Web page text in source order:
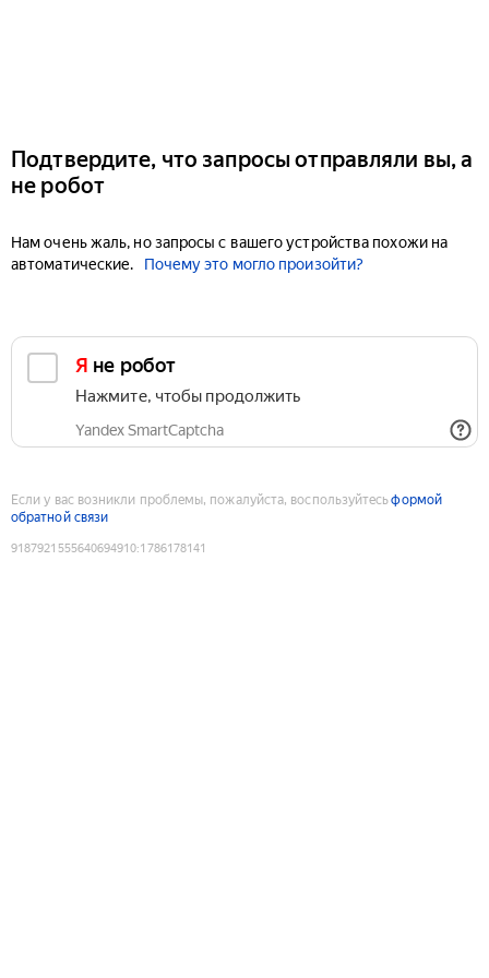
Подтвердите, что запросы отправляли вы, а
не робот
Нам очень жаль, но запросы с вашего устройства похожи на
автоматические.
Почему это могло произойти?
Я не робот
Нажмите, чтобы продолжить
Yandex SmartCaptcha
Если у вас возникли проблемы, пожалуйста, воспользуйтесьформой
обратной связи
9187921555640694910:1786178141